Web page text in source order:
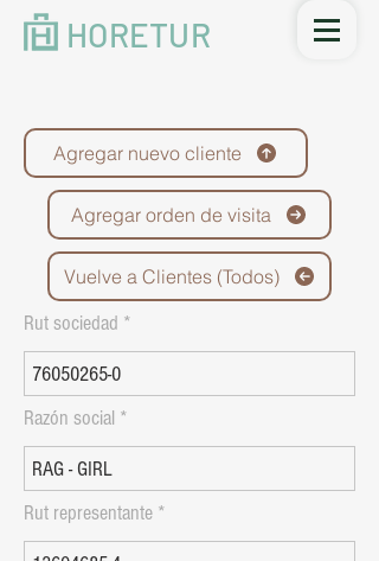
HORETUR
Agregar nuevo cliente
Agregar orden de visita
Vuelve a Clientes (Todos)
Rut sociedad
Razón social
Rut representante